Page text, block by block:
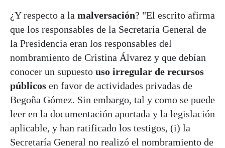
¿Y respecto a la malversación? "El escrito afirma
que los responsables de la Secretaría General de
la Presidencia eran los responsables del
nombramiento de Cristina Álvarez y que debían
conocer un supuesto uso irregular de recursos
públicos en favor de actividades privadas de
Begoña Gómez. Sin embargo, tal y como se puede
leer en la documentación aportada y la legislación
aplicable, y han ratificado los testigos, (i) la
Secretaría General no realizó el nombramiento de